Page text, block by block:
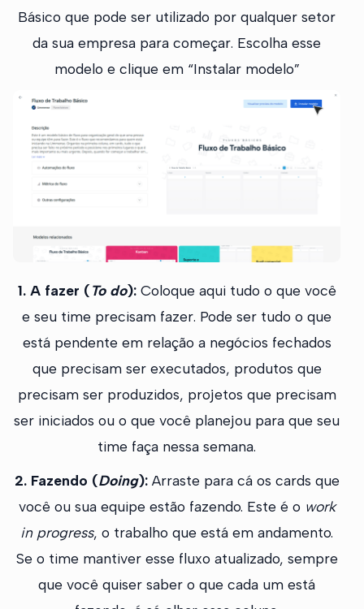
Básico que pode ser utilizado por qualquer setor
da sua empresa para começar. Escolha esse
modelo e clique em “Instalar modelo”
1. A fazer (To do):Coloque aqui tudo o que você
e seu time precisam fazer. Pode ser tudo o que
está pendente em relação a negócios fechados
que precisam ser executados, produtos que
precisam ser produzidos, projetos que precisam
ser iniciados ou o que você planejou para que seu
time faça nessa semana.
2. Fazendo (Doing):Arraste para cá os cards que
você ou sua equipe estão fazendo. Este é o work
in progress, o trabalho que está em andamento.
Se o time mantiver esse fluxo atualizado, sempre
que você quiser saber o que cada um está